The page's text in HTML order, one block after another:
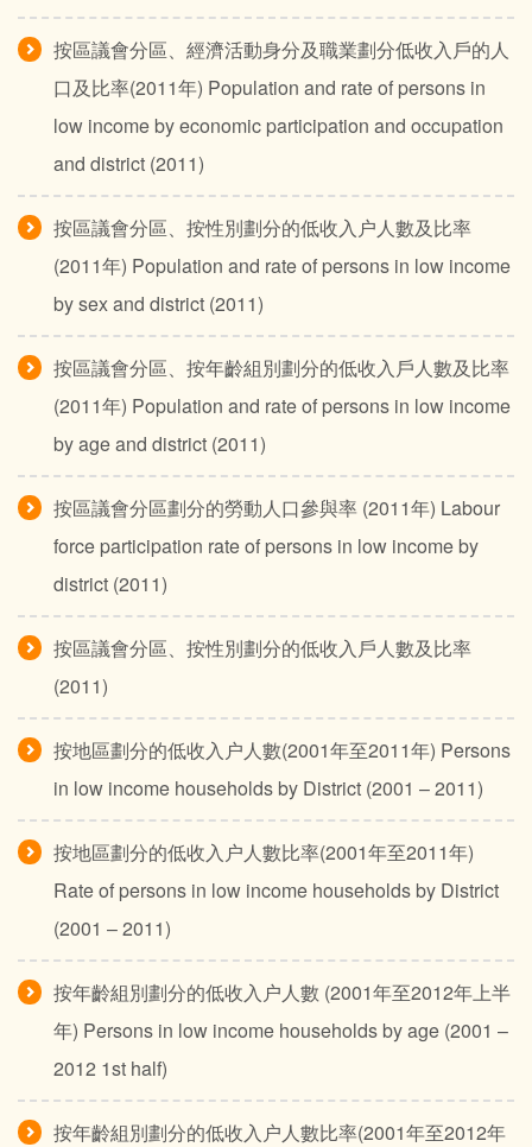
按區議會分區、經濟活動身分及職業劃分低收入戶的人
口及比率(2011年) Population and rate of persons in
low income by economic participation and occupation
and district (2011)
按區議會分區、按性別劃分的低收入户人數及比率
(2011年) Population and rate of persons in low income
by sex and district (2011)
按區議會分區、按年齡組別劃分的低收入戶人數及比率
(2011年) Population and rate of persons in low income
by age and district (2011)
按區議會分區劃分的勞動人口參與率 (2011年) Labour
force participation rate of persons in low income by
district (2011)
按區議會分區、按性別劃分的低收入戶人數及比率
(2011)
按地區劃分的低收入户人數(2001年至2011年) Persons
in low income households by District (2001 – 2011)
按地區劃分的低收入户人數比率(2001年至2011年)
Rate of persons in low income households by District
(2001 – 2011)
按年齡組別劃分的低收入户人數 (2001年至2012年上半
年) Persons in low income households by age (2001 –
2012 1st half)
按年齡組別劃分的低收入户人數比率(2001年至2012年